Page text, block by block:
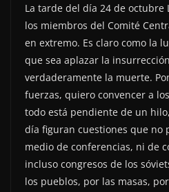
La tarde del día 24 de octubre
los miembros del Comité
en extremo. Es claro como la
que sea aplazar la
verdaderamente la muerte.
fuerzas, quiero convencer a
todo está pendiente de un
día figuran cuestiones que no
medio de conferencias, ni de
incluso congresos de los
los pueblos, por las masas,